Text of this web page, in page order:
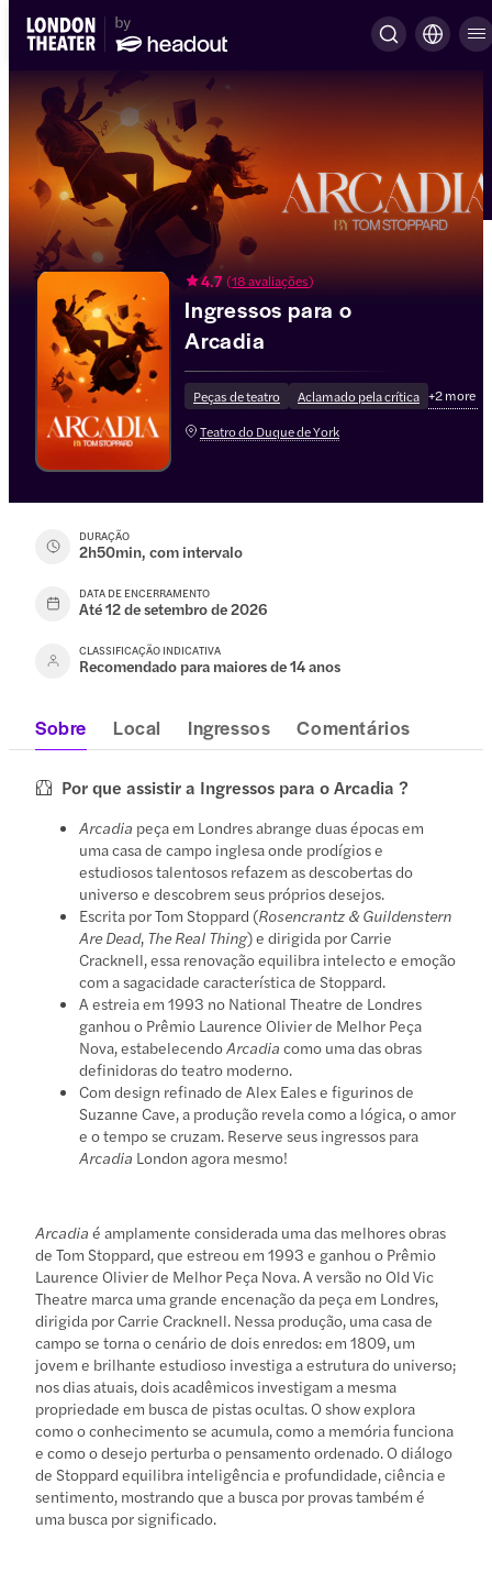
4.7 (18 avaliações)
Ingressos para o
Arcadia
Peças de teatro Aclamado pela crítica +2more
Teatro do Duque de York
DURAÇÃO
2h50min, com intervalo
DATA DE ENCERRAMENTO
Até 12 de setembro de 2026
CLASSIFICAÇÃO INDICATIVA
Recomendado para maiores de 14 anos
Sobre Local Ingressos Comentários
Por que assistir a Ingressos para o Arcadia ?
Arcadia peça em Londres abrange duas épocas em
uma casa de campo inglesa onde prodígios e
estudiosos talentosos refazem as descobertas do
universo e descobrem seus próprios desejos.
Escrita por Tom Stoppard (Rosencrantz & Guildenstern
Are Dead, The Real Thing) e dirigida por Carrie
Cracknell, essa renovação equilibra intelecto e emoção
com a sagacidade característica de Stoppard.
A estreia em 1993 no National Theatre de Londres
ganhou o Prêmio Laurence Olivier de Melhor Peça
Nova, estabelecendoArcadia como uma das obras
definidoras do teatro moderno.
Com design refinado de Alex Eales e figurinos de
Suzanne Cave, a produção revela como a lógica, o amor
e o tempo se cruzam. Reserve seus ingressos para
Arcadia London agora mesmo!
Arcadia é amplamente considerada uma das melhores obras
de Tom Stoppard, que estreou em 1993 e ganhou o Prêmio
Laurence Olivier de Melhor Peça Nova. A versão no Old Vic
Theatre marca uma grande encenação da peça em Londres,
dirigida por Carrie Cracknell. Nessa produção, uma casa de
campo se torna o cenário de dois enredos: em 1809, um
jovem e brilhante estudioso investiga a estrutura do universo;
nos dias atuais, dois acadêmicos investigam a mesma
propriedade em busca de pistas ocultas. O show explora
como o conhecimento se acumula, como a memória funciona
e como o desejo perturba o pensamento ordenado. O diálogo
de Stoppard equilibra inteligência e profundidade, ciência e
sentimento, mostrando que a busca por provas também é
uma busca por significado.